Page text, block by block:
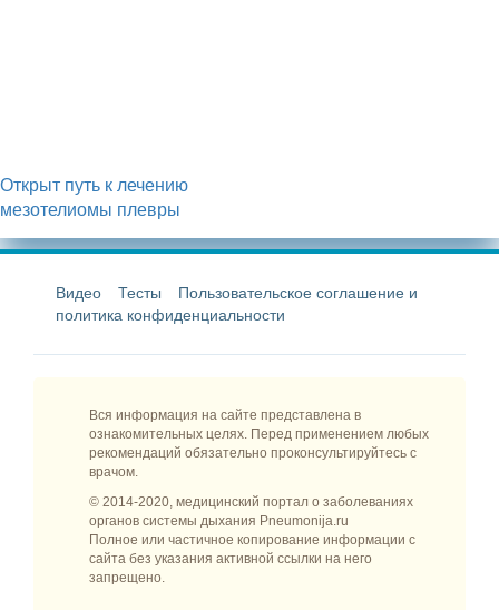
Открыт путь к лечению
мезотелиомы плевры
Видео Тесты
Пользовательское соглашение и
политика конфиденциальности
Вся информация на сайте представлена в
ознакомительных целях. Перед применением любых
рекомендаций обязательно проконсультируйтесь с
врачом.
© 2014-2020, медицинский портал о заболеваниях
органов системы дыхания Pneumonija.ru
Полное или частичное копирование информации с
сайта без указания активной ссылки на него
запрещено.